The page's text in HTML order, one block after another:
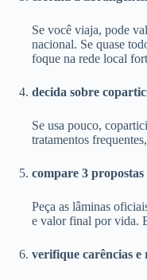
Se você viaja, pode
nacional. Se quase
foque na rede local
decida sobre
Se usa pouco,
tratamentos
compare 3 propostas
Peça as lâminas
e valor final por vida.
verifique carências